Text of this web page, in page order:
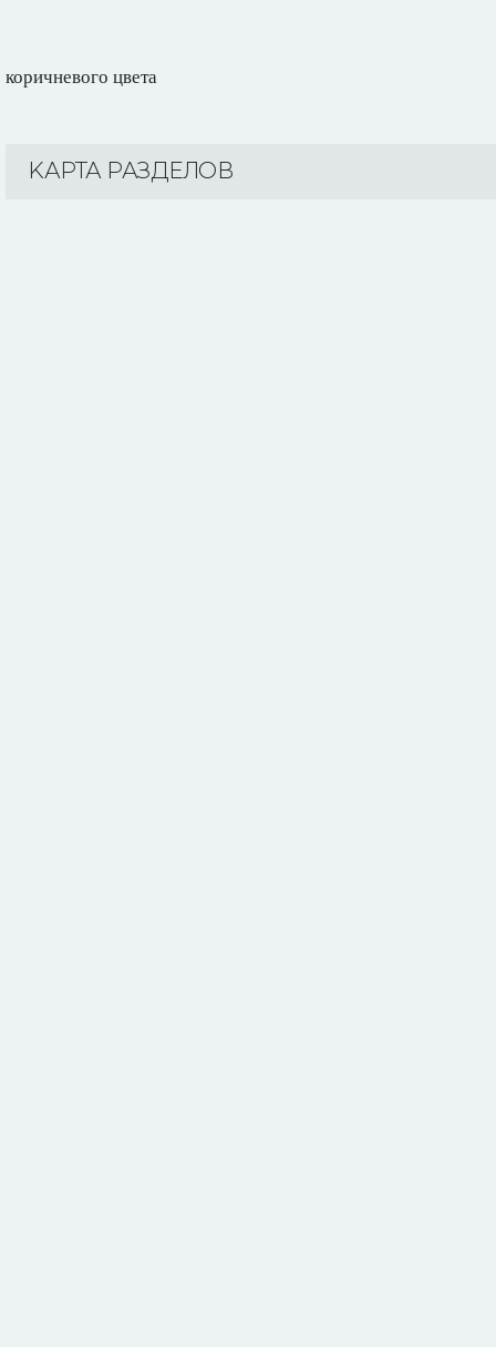
коричневого цвета
KАРТА РАЗДЕЛОВ